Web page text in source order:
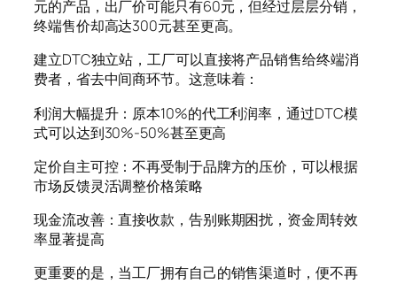
元的产品，出厂价可能只有60元，但经过层层分销，
终端售价却高达300元甚至更高。
建立DTC独立站，工厂可以直接将产品销售给终端消
费者，省去中间商环节。这意味着：
利润大幅提升：原本10%的代工利润率，通过DTC模
式可以达到30%-50%甚至更高
定价自主可控：不再受制于品牌方的压价，可以根据
市场反馈灵活调整价格策略
现金流改善：直接收款，告别账期困扰，资金周转效
率显著提高
更重要的是，当工厂拥有自己的销售渠道时，便不再